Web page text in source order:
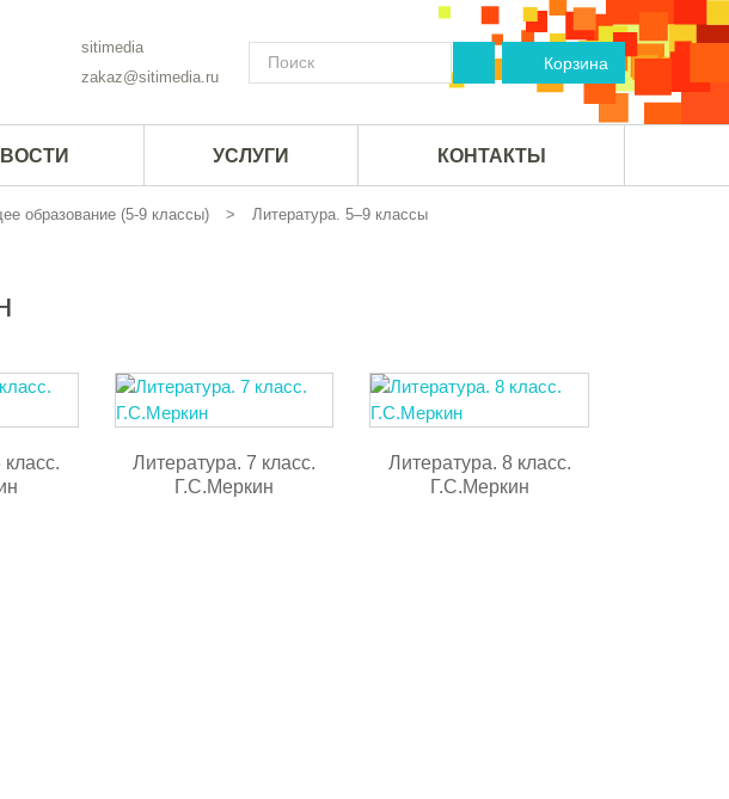
Корзина
sitimedia
zakaz@sitimedia.ru
УСЛУГИ КОНТАКТЫ
образование (5-9 классы)
Литература. 5–9 классы
Литература. 7 класс.
Г.С.Меркин
Литература. 8 класс.
Г.С.Меркин